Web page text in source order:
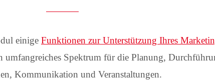
einige Funktionen zur Unterstützung Ihres
Spektrum für die Planung,
Kommunikation und Veranstaltungen.